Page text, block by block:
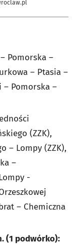
Pomorska –
– Ptasia –
– Pomorska –
(ZZK),
– Lompy (ZZK),
–
-
– Chemiczna
(1 podwórko):